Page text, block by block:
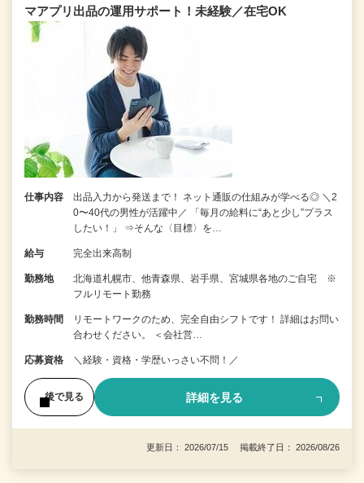
マアプリ出品の運用サポート！未経験／在宅OK
仕事内容
出品入力から発送まで！ ネット通販の仕組みが学べる◎ ＼2
0〜40代の男性が活躍中／ 「毎月の給料に“あと少し”プラス
したい！」 ⇒そんな〈目標〉を…
給与 完全出来高制
勤務地
北海道札幌市、他青森県、岩手県、宮城県各地のご自宅 ※
フルリモート勤務
勤務時間
リモートワークのため、完全自由シフトです！ 詳細はお問い
合わせください。 ＜会社営…
応募資格 ＼経験・資格・学歴いっさい不問！／
後で見る 詳細を見る
更新日： 2026/07/15 掲載終了日： 2026/08/26